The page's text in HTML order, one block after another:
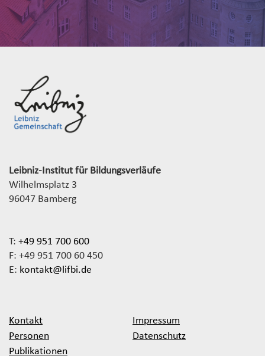
Leibniz-Institut für Bildungsverläufe
Wilhelmsplatz 3
96047 Bamberg
T: +49 951 700 600
F: +49 951 700 60 450
E: kontakt@lifbi.de
Kontakt
Personen
Publikationen
Impressum
Datenschutz